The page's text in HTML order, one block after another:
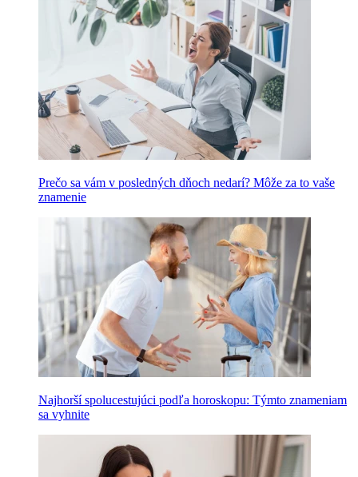
Prečo sa vám v posledných dňoch nedarí? Môže za to vaše
znamenie
Najhorší spolucestujúci podľa horoskopu: Týmto znameniam
sa vyhnite